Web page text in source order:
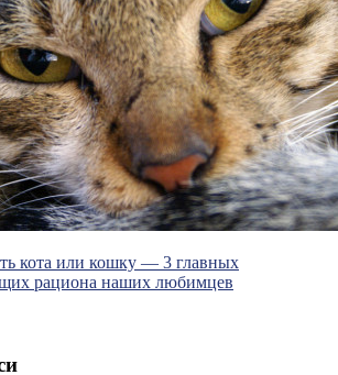
кота или кошку — 3 главных
рациона наших любимцев